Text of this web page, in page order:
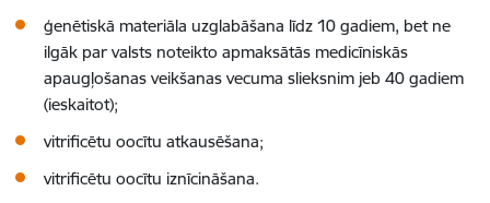
ģenētiskā materiāla uzglabāšana līdz 10 gadiem, bet ne
ilgāk par valsts noteikto apmaksātās medicīniskās
apaugļošanas veikšanas vecuma slieksnim jeb 40 gadiem
(ieskaitot);
vitrificētu oocītu atkausēšana;
vitrificētu oocītu iznīcināšana.